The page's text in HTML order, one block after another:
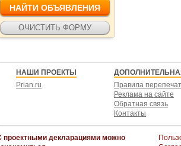
НАШИ ПРОЕКТЫ
Prian.ru
Правила
Реклама на сайте
Обратная связь
Контакты
проектными декларациями можно